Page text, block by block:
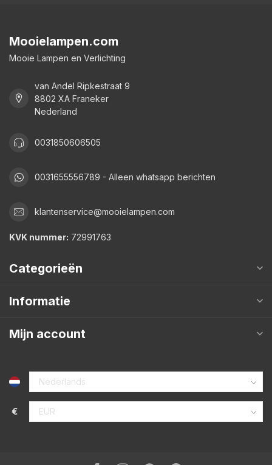
Mooielampen.com
Mooie Lampen en Verlichting
van Andel Ripkestraat 9
8802 XA Franeker
Nederland
0031850606505
0031655556789 - Alleen whatsapp berichten
klantenservice@mooielampen.com
KVK nummer: 72991763
Categorieën
Informatie
Mijn account
€